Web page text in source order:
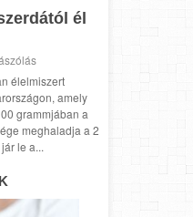
él
élelmiszert
amely
grammjában a
meghaladja a 2
le a...